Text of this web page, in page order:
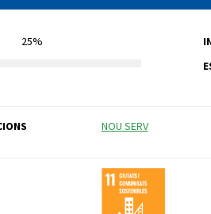
25%
NOU SERV